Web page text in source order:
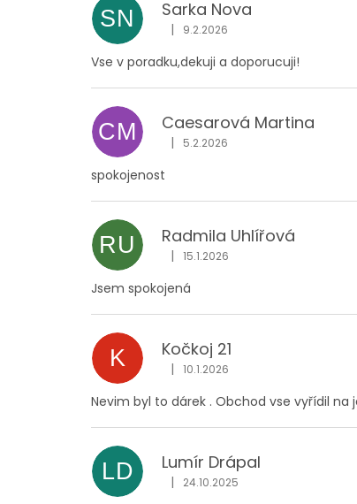
SN Sarka Nova
Hodnocení obchodu je 5 z 5
| 9.2.2026
Vse v poradku,dekuji a doporucuji!
CM Caesarová Martina
Hodnocení obchodu je 5 z 5
| 5.2.2026
spokojenost
RU Radmila Uhlířová
Hodnocení obchodu je 5 z 5
| 15.1.2026
Jsem spokojená
K Kočkoj 21
Hodnocení obchodu je 5 z 5
| 10.1.2026
Nevim byl to dárek . Obchod vse vyřídil na
LD Lumír Drápal
Hodnocení obchodu je 5 z 5
| 24.10.2025